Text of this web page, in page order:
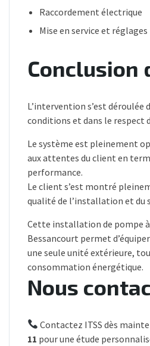
Raccordement électrique
Mise en service et réglages
Conclusion
L’intervention s’est déroulée
conditions et dans le respect
Le système est pleinement
aux attentes du client en
performance.
Le client s’est montré
qualité de l’installation et du
Cette installation de pompe
Bessancourt permet
une seule unité extérieure,
consommation énergétique.
Nous
Contactez ITSS dès
11 pour une étude